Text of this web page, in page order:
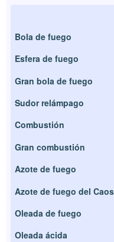
Bola de fuego
Esfera de fuego
Gran bola de fuego
Sudor relámpago
Combustión
Gran combustión
Azote de fuego
Azote de fuego del Caos
Oleada de fuego
Oleada ácida